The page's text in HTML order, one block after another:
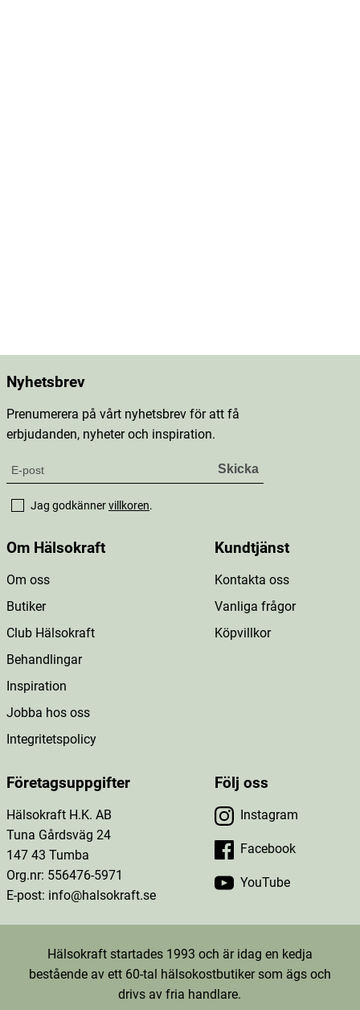
Nyhetsbrev
Prenumerera på vårt nyhetsbrev för att få
erbjudanden, nyheter och inspiration.
Jag godkännervillkoren.
Om Hälsokraft
Om oss
Butiker
Club Hälsokraft
Behandlingar
Inspiration
Jobba hos oss
Integritetspolicy
Kundtjänst
Kontakta oss
Vanliga frågor
Köpvillkor
Företagsuppgifter
Hälsokraft H.K. AB
Tuna Gårdsväg 24
147 43 Tumba
Org.nr: 556476-5971
E-post: info@halsokraft.se
Följ oss
Instagram
Facebook
YouTube
Hälsokraft startades 1993 och är idag en kedja
bestående av ett 60-tal hälsokostbutiker som ägs och
drivs av fria handlare.